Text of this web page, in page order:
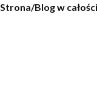
Strona/Blog w